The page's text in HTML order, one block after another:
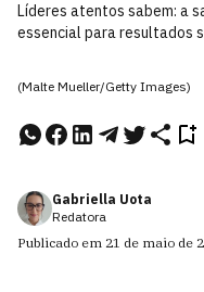
Líderes atentos sabem: a
essencial para resultados
(Malte Mueller/Getty Images)
Gabriella Uota
Redatora
Publicado em 21 de maio de